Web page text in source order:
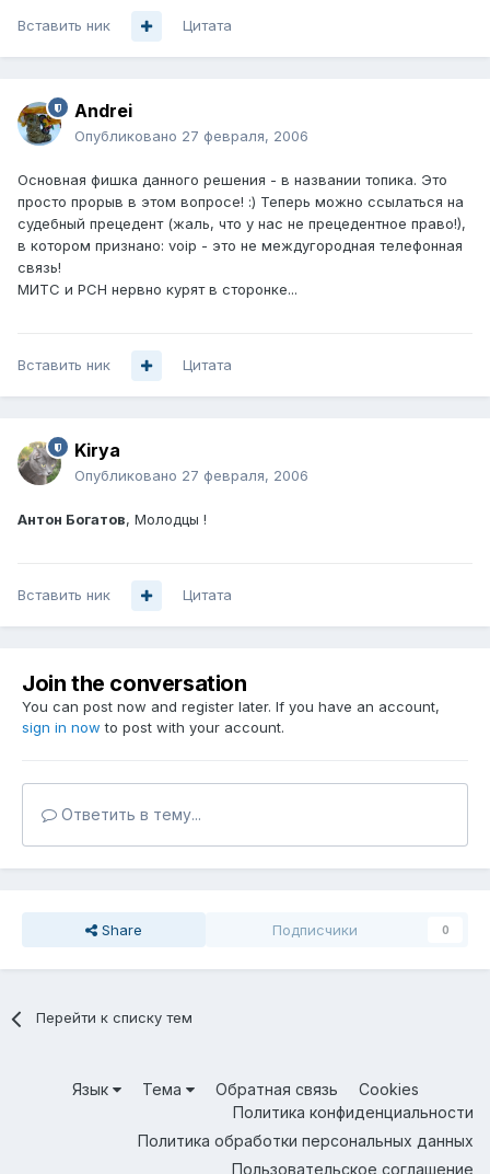
Вставить ник Цитата
Andrei
Опубликовано 27 февраля, 2006
Основная фишка данного решения - в названии топика. Это
просто прорыв в этом вопросе! :) Теперь можно ссылаться на
судебный прецедент (жаль, что у нас не прецедентное право!),
в котором признано: voip - это не междугородная телефонная
связь!
МИТС и РСН нервно курят в сторонке...
Вставить ник Цитата
Kirya
Опубликовано 27 февраля, 2006
Антон Богатов, Молодцы !
Вставить ник Цитата
Join the conversation
You can post now and register later. If you have an account,
sign in now to post with your account.
Ответить в тему...
Share Подписчики 0
Перейти к списку тем
Язык Тема Обратная связь
Cookies
Политика конфиденциальности
Политика обработки персональных данных
Пользовательское соглашение